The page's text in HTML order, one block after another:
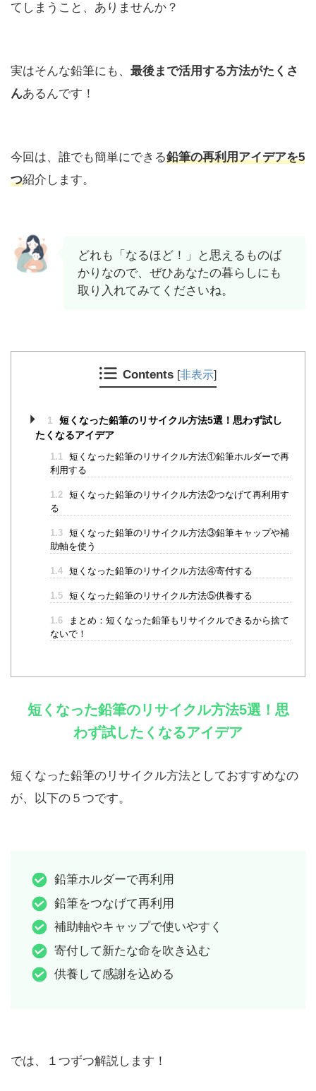
てしまうこと、ありませんか？
実はそんな鉛筆にも、 最後まで活用する方法がたくさ
んあるんです！
今回は、誰でも簡単にできる鉛筆の再利用アイデアを5
つ紹介します。
どれも「なるほど！」と思えるものば
かりなので、ぜひあなたの暮らしにも
取り入れてみてくださいね。
Contents [非表示]
1
短くなった鉛筆のリサイクル方法5選！思わず試し
たくなるアイデア
1.1 短くなった鉛筆のリサイクル方法①鉛筆ホルダーで再
利用する
1.2 短くなった鉛筆のリサイクル方法②つなげて再利用す
る
1.3 短くなった鉛筆のリサイクル方法③鉛筆キャップや補
助軸を使う
1.4 短くなった鉛筆のリサイクル方法④寄付する
1.5 短くなった鉛筆のリサイクル方法⑤供養する
1.6
まとめ：短くなった鉛筆もリサイクルできるから捨て
ないで！
短くなった鉛筆のリサイクル方法5選！思
わず試したくなるアイデア
短くなった鉛筆のリサイクル方法としておすすめなの
が、以下の５つです。
鉛筆ホルダーで再利用
鉛筆をつなげて再利用
補助軸やキャップで使いやすく
寄付して新たな命を吹き込む
供養して感謝を込める
では、１つずつ解説します！